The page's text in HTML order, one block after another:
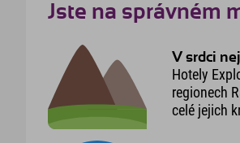
Jste na správném
V srdci
Hotely
regionech
celé jejich